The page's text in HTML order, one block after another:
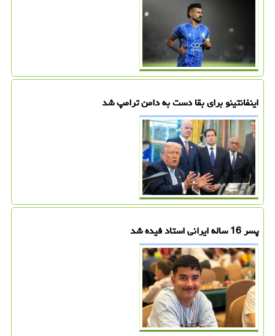
اینفانتینو برای بقا دست به دامن ترامپ شد
پسر 16 ساله ایرانی استاد فیده شد